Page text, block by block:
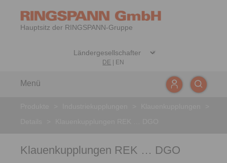
Hauptsitz der RINGSPANN-Gruppe
DE EN
Menü
Klauenkupplungen REK … DGO